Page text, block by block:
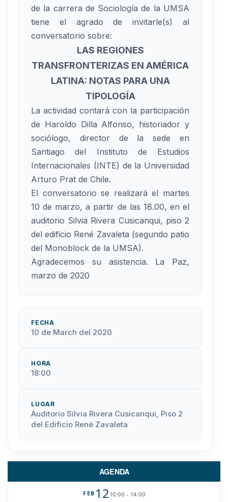
de la carrera de Sociología de la UMSA
tiene el agrado de invitarle(s) al
conversatorio sobre:
LAS REGIONES
TRANSFRONTERIZAS EN AMÉRICA
LATINA: NOTAS PARA UNA
TIPOLOGÍA
La actividad contará con la participación
de Haroldo Dilla Alfonso, historiador y
sociólogo, director de la sede en
Santiago del Instituto de Estudios
Internacionales (INTE) de la Universidad
Arturo Prat de Chile.
El conversatorio se realizará el martes
10 de marzo, a partir de las 18.00, en el
auditorio Silvia Rivera Cusicanqui, piso 2
del edificio René Zavaleta (segundo patio
del Monoblock de la UMSA).
Agradecemos su asistencia. La Paz,
marzo de 2020
FECHA
10 de March del 2020
HORA
18:00
LUGAR
Auditorio Silvia Rivera Cusicanqui, Piso 2
del Edificio René Zavaleta
AGENDA
FEB 1210:00 - 14:00